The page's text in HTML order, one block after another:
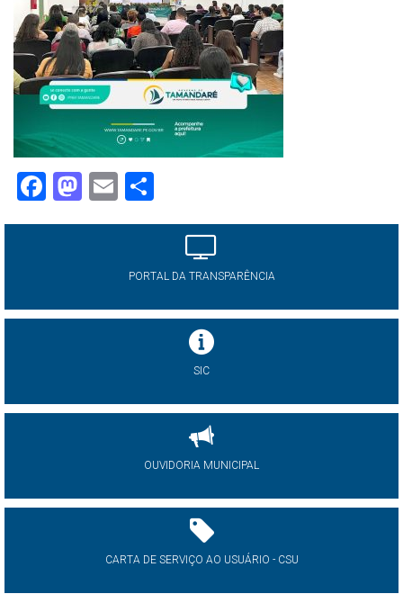
Facebook
Mastodon
Email
PORTAL DA TRANSPARÊNCIA
SIC
OUVIDORIA MUNICIPAL
CARTA DE SERVIÇO AO USUÁRIO - CSU